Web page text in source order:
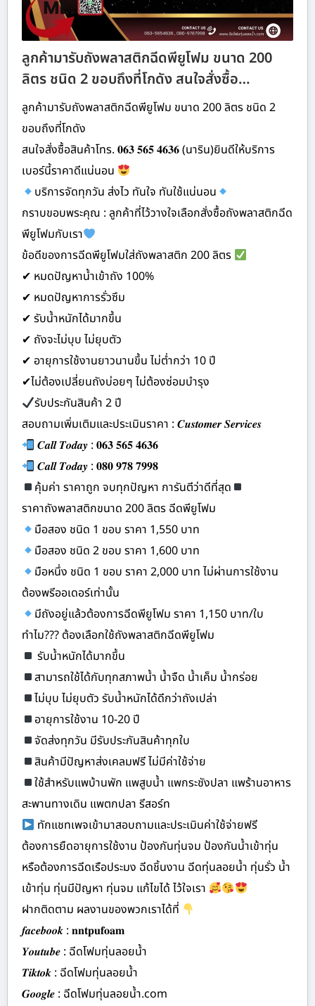
ลูกค้ามารับถังพลาสติกฉีดพียูโฟม ขนาด 200
ลิตร ชนิด 2 ขอบถึงที่โกดัง สนใจสั่งซื้อ…
ลูกค้ามารับถังพลาสติกฉีดพียูโฟม ขนาด 200 ลิตร ชนิด 2
ขอบถึงที่โกดัง
สนใจสั่งซื้อสินค้าโทร. 𝟎𝟔𝟑 𝟓𝟔𝟓 𝟒𝟔𝟑𝟔 (นาริน)ยินดีให้บริการ
เบอร์นี้ราคาดีแน่นอน
บริการจัดทุกวัน ส่งไว ทันใจ ทันใช้แน่นอน
กราบขอบพระคุณ : ลูกค้าที่ไว้วางใจเลือกสั่งซื้อถังพลาสติกฉีด
พียูโฟมกับเรา
ข้อดีของการฉีดพียูโฟมใส่ถังพลาสติก 200 ลิตร
✔ หมดปัญหาน้ำเข้าถัง 100%
✔ หมดปัญหาการรั่วซึม
✔ รับน้ำหนักได้มากขึ้น
✔ ถังจะไม่บุบ ไม่ยุบตัว
✔ อายุการใช้งานยาวนานขึ้น ไม่ต่ำกว่า 10 ปี
✔ไม่ต้องเปลี่ยนถังบ่อยๆ ไม่ต้องซ่อมบำรุง
รับประกันสินค้า 2 ปี
สอบถามเพิ่มเติมและประเมินราคา : 𝑪𝒖𝒔𝒕𝒐𝒎𝒆𝒓 𝑺𝒆𝒓𝒗𝒊𝒄𝒆𝒔
𝑪𝒂𝒍𝒍 𝑻𝒐𝒅𝒂𝒚 : 𝟎𝟔𝟑 𝟓𝟔𝟓 𝟒𝟔𝟑𝟔
𝑪𝒂𝒍𝒍 𝑻𝒐𝒅𝒂𝒚 : 𝟎𝟖𝟎 𝟗𝟕𝟖 𝟕𝟗𝟗𝟖
คุ้มค่า ราคาถูก จบทุกปัญหา การันตีว่าดีที่สุด
ราคาถังพลาสติกขนาด 200 ลิตร ฉีดพียูโฟม
มือสอง ชนิด 1 ขอบ ราคา 1,550 บาท
มือสอง ชนิด 2 ขอบ ราคา 1,600 บาท
มือหนึ่ง ชนิด 1 ขอบ ราคา 2,000 บาท ไม่ผ่านการใช้งาน
ต้องพรีออเดอร์เท่านั้น
มีถังอยู่แล้วต้องการฉีดพียูโฟม ราคา 1,150 บาท/ใบ
ทำไม??? ต้องเลือกใช้ถังพลาสติกฉีดพียูโฟม
รับน้ำหนักได้มากขึ้น
สามารถใช้ได้กับทุกสภาพน้ำ น้ำจืด น้ำเค็ม น้ำกร่อย
ไม่บุบ ไม่ยุบตัว รับน้ำหนักได้ดีกว่าถังเปล่า
อายุการใช้งาน 10-20 ปี
จัดส่งทุกวัน มีรับประกันสินค้าทุกใบ
สินค้ามีปัญหาส่งเคลมฟรี ไม่มีค่าใช้จ่าย
ใช้สำหรับแพบ้านพัก แพสูบน้ำ แพกระชังปลา แพร้านอาหาร
สะพานทางเดิน แพตกปลา รีสอร์ท
ทักแชทเพจเข้ามาสอบถามและประเมินค่าใช้จ่ายฟรี
ต้องการยืดอายุการใช้งาน ป้องกันทุ่นจม ป้องกันน้ำเข้าทุ่น
หรือต้องการฉีดเรือประมง ฉีดชิ้นงาน ฉีดทุ่นลอยน้ำ ทุ่นรั่ว น้ำ
เข้าทุ่น ทุ่นมีปัญหา ทุ่นจม แก้ไขได้ ไว้ใจเรา
ฝากติดตาม ผลงานของพวกเราได้ที่
𝒇𝒂𝒄𝒆𝒃𝒐𝒐𝒌 : 𝐧𝐧𝐭𝐩𝐮𝐟𝐨𝐚𝐦
𝒀𝒐𝒖𝒕𝒖𝒃𝒆 : ฉีดโฟมทุ่นลอยน้ำ
𝑻𝒊𝒌𝒕𝒐𝒌 : ฉีดโฟมทุ่นลอยน้ำ
𝑮𝒐𝒐𝒈𝒍𝒆 : ฉีดโฟมทุ่นลอยน้ำ.com